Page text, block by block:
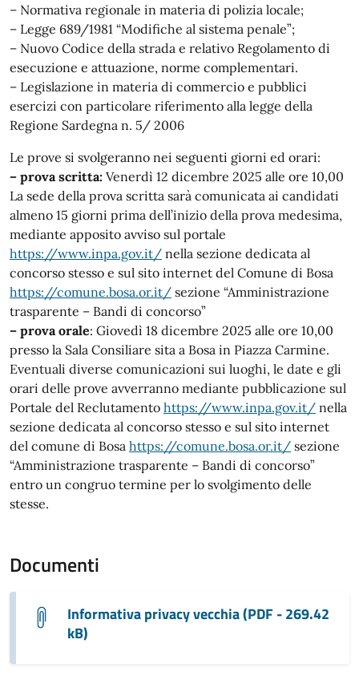
– Normativa regionale in materia di polizia locale;
– Legge 689/1981 “Modifiche al sistema penale”;
– Nuovo Codice della strada e relativo Regolamento di
esecuzione e attuazione, norme complementari.
– Legislazione in materia di commercio e pubblici
esercizi con particolare riferimento alla legge della
Regione Sardegna n. 5/ 2006
Le prove si svolgeranno nei seguenti giorni ed orari:
– prova scritta: Venerdì 12 dicembre 2025 alle ore 10,00
La sede della prova scritta sarà comunicata ai candidati
almeno 15 giorni prima dell’inizio della prova medesima,
mediante apposito avviso sul portale
https://www.inpa.gov.it/ nella sezione dedicata al
concorso stesso e sul sito internet del Comune di Bosa
https://comune.bosa.or.it/ sezione “Amministrazione
trasparente – Bandi di concorso”
– prova orale: Giovedì 18 dicembre 2025 alle ore 10,00
presso la Sala Consiliare sita a Bosa in Piazza Carmine.
Eventuali diverse comunicazioni sui luoghi, le date e gli
orari delle prove avverranno mediante pubblicazione sul
Portale del Reclutamento https://www.inpa.gov.it/ nella
sezione dedicata al concorso stesso e sul sito internet
del comune di Bosa https://comune.bosa.or.it/ sezione
“Amministrazione trasparente – Bandi di concorso”
entro un congruo termine per lo svolgimento delle
stesse.
Documenti
Informativa privacy vecchia (PDF - 269.42
kB)